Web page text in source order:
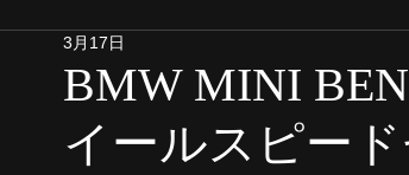
メルセデス・ベンツ カスタム
MINI 車検・整備 MINI 点検・診断 MINI カ
BMW MINI
イールスピー
3月17日